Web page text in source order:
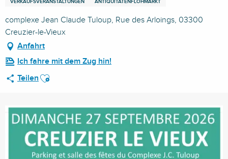
VERKAUFSVERANSTALTUNGEN ANTIQUITÄTENFLOHMARKT
complexe Jean Claude Tuloup, Rue des Arloings, 03300
Creuzier-le-Vieux
Anfahrt
Ich fahre mit dem Zug hin!
Teilen Ajouter aux favoris